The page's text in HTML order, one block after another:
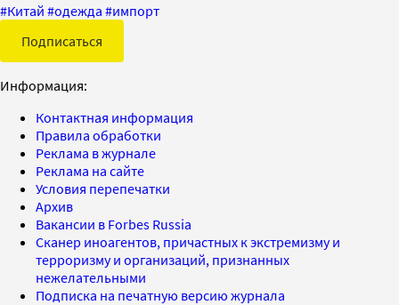
#Китай #одежда #импорт
Подписаться
Информация:
Контактная информация
Правила обработки
Реклама в журнале
Реклама на сайте
Условия перепечатки
Архив
Вакансии в Forbes Russia
Сканер иноагентов, причастных к экстремизму и
терроризму и организаций, признанных
нежелательными
Подписка на печатную версию журнала